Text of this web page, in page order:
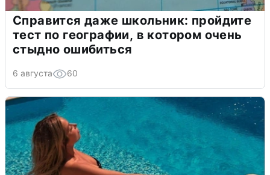
Справится даже школьник: пройдите
тест по географии, в котором очень
стыдно ошибиться
6 августа 60